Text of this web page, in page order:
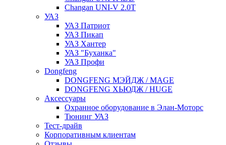
Changan UNI-V 2.0T
УАЗ
УАЗ Патриот
УАЗ Пикап
УАЗ Хантер
УАЗ "Буханка"
УАЗ Профи
Dongfeng
DONGFENG МЭЙДЖ / MAGE
DONGFENG ХЬЮДЖ / HUGE
Аксессуары
Охранное оборудование в Элан-Моторс
Тюнинг УАЗ
Тест-драйв
Корпоративным клиентам